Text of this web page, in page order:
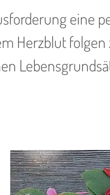
eine
Herzblut